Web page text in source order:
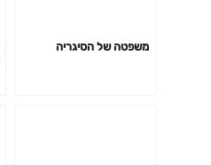
משפטה של הסיגריה